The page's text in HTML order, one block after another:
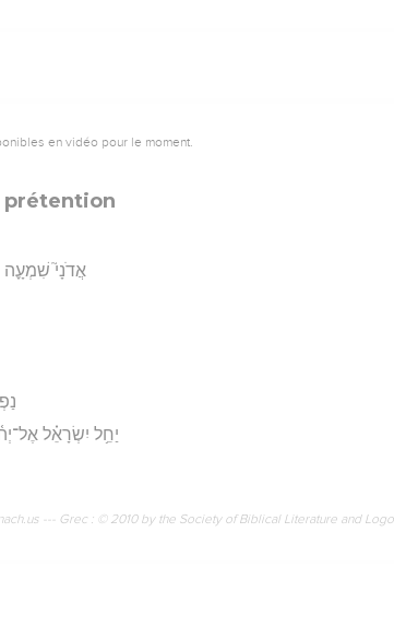
en vidéo pour le moment.
prétention
אֲדֹנָי֮ שִׁמְעָ֪ה
יַחֵ֥ל יִשְׂרָאֵ֗ל
--- Grec : © 2010 by the Society of Biblical Literature and